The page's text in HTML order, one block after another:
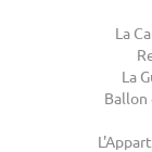
La
La
Ballon